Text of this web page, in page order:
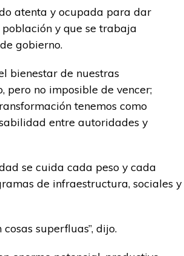
atenta y ocupada para dar
y que se trabaja
gobierno.
bienestar de nuestras
pero no imposible de vencer;
tenemos como
entre autoridades y
se cuida cada peso y cada
de infraestructura, sociales y
superfluas”, dijo.